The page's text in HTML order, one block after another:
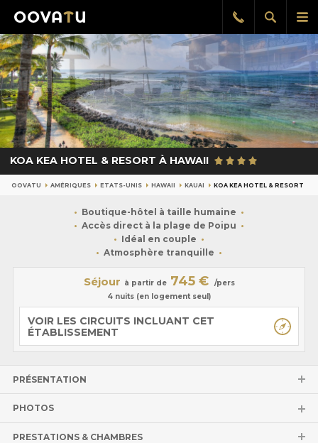
le
Afficher
la
Rappel
gratuit
KOA KEA HOTEL & RESORT À HAWAII
OOVATU AMÉRIQUES ETATS-UNIS HAWAII KAUAI KOA KEA HOTEL & RESORT
Boutique-hôtel à taille humaine
Accès direct à la plage de Poipu
Idéal en couple
Atmosphère tranquille
Séjour à partir de 745 €
/pers
4 nuits (en logement seul)
VOIR LES CIRCUITS INCLUANT CET
ÉTABLISSEMENT
PRÉSENTATION
PHOTOS
PRESTATIONS & CHAMBRES